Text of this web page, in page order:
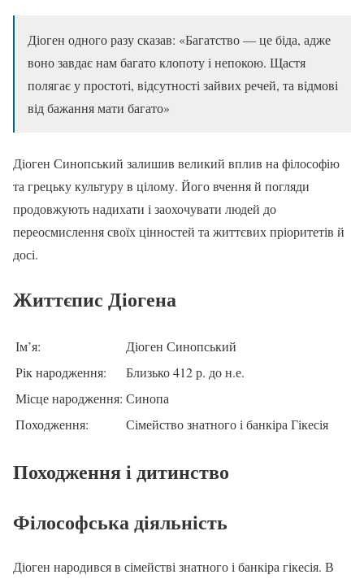
Діоген одного разу сказав: «Багатство — це біда, адже
воно завдає нам багато клопоту і непокою. Щастя
полягає у простоті, відсутності зайвих речей, та відмові
від бажання мати багато»
Діоген Синопський залишив великий вплив на філософію
та грецьку культуру в цілому. Його вчення й погляди
продовжують надихати і заохочувати людей до
переосмислення своїх цінностей та життєвих пріоритетів й
досі.
Життєпис Діогена
Ім’я:
Діоген Синопський
Рік народження:
Близько 412 р. до н.е.
Місце народження: Синопа
Походження:
Сімейство знатного і банкіра Гікесія
Походження і дитинство
Філософська діяльність
Діоген народився в сімействі знатного і банкіра гікесія. В